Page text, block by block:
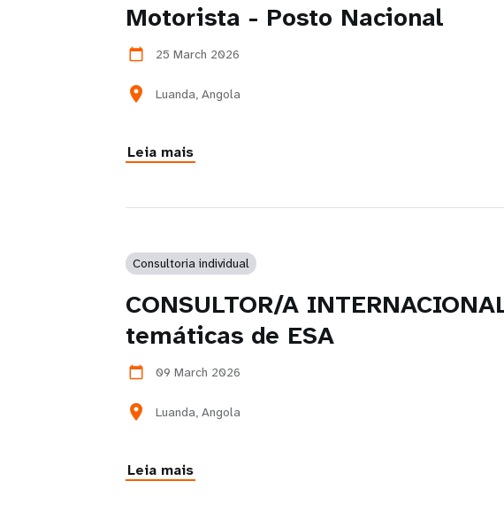
Motorista - Posto Nacional
calendar_today 25 March 2026
location_on Luanda, Angola
Leia mais
Consultoria individual
CONSULTOR/A
temáticas de ESA
calendar_today 09 March 2026
location_on Luanda, Angola
Leia mais